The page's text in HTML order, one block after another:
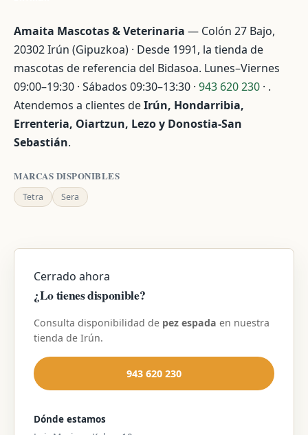
Amaita Mascotas & Veterinaria — Colón 27 Bajo,
20302 Irún (Gipuzkoa) · Desde 1991, la tienda de
mascotas de referencia del Bidasoa. Lunes–Viernes
09:00–19:30 · Sábados 09:30–13:30 · 943 620 230 · .
Atendemos a clientes deIrún, Hondarribia,
Errenteria, Oiartzun, Lezo y Donostia-San
Sebastián.
MARCAS DISPONIBLES
Tetra Sera
Cerrado ahora
¿Lo tienes disponible?
Consulta disponibilidad de pez espada en nuestra
tienda de Irún.
943 620 230
Dónde estamos